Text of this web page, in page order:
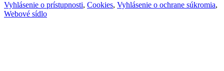
Vyhlásenie o prístupnosti, Cookies, Vyhlásenie o ochrane súkromia,
Webové sídlo